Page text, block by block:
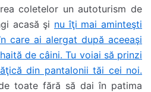
coletelor un autoturism de
acasă şi nu îţi mai aminteşti
care ai alergat după aceeaşi
de câini. Tu voiai să prinzi
din pantalonii tăi cei noi.
toate fără să dai în patima